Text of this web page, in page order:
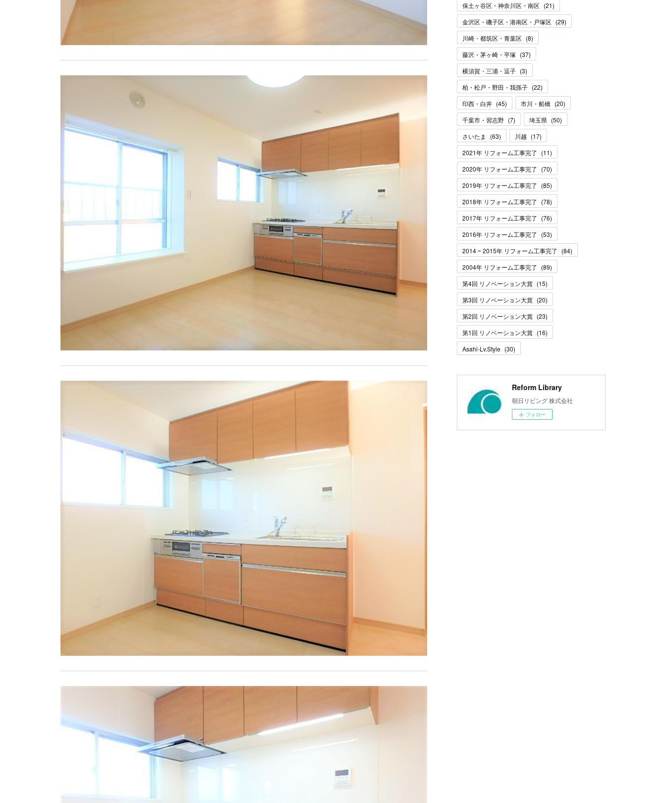
保土ヶ谷区・神奈川区・南区 (21)
金沢区・磯子区・港南区・戸塚区 (29)
川崎・都筑区・青葉区 (8)
藤沢・茅ヶ崎・平塚 (37)
横須賀・三浦・逗子 (3)
柏・松戸・野田・我孫子 (22)
印西・白井 (45) 市川・船橋 (20)
千葉市・習志野 (7) 埼玉県 (50)
さいたま
(63) 川越 (17)
2021年 リフォーム工事完了
(11)
2020年 リフォーム工事完了
(70)
2019年 リフォーム工事完了
(85)
2018年 リフォーム工事完了
(78)
2017年 リフォーム工事完了
(76)
2016年 リフォーム工事完了
(53)
2014 ~ 2015年 リフォーム工事完了
(84)
2004年 リフォーム工事完了
(89)
第4回 リノベーション大賞 (15)
第3回 リノベーション大賞 (20)
第2回 リノベーション大賞 (23)
第1回 リノベーション大賞 (16)
Asahi-Lv.Style (30)
Reform Library
朝日リビング 株式会社
フォロー